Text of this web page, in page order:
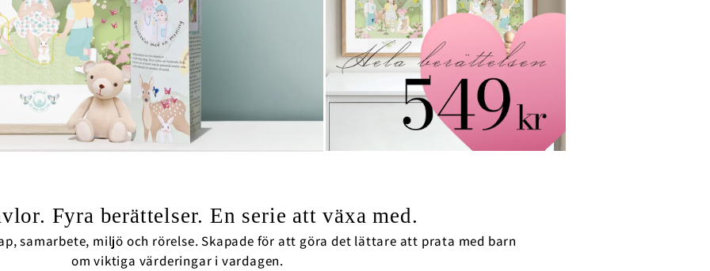
Fyra berättelser. En serie att växa med.
samarbete, miljö och rörelse. Skapade för att göra det lättare att prata med barn
om viktiga värderingar i vardagen.